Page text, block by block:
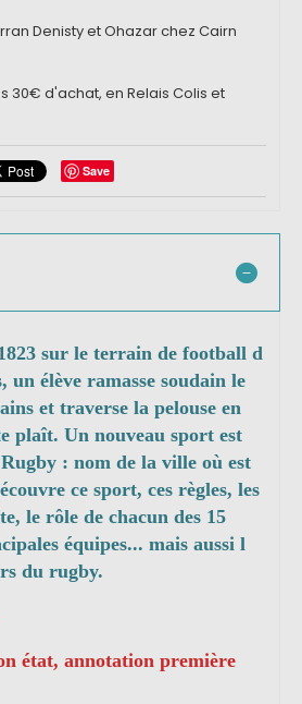
Denisty et Ohazar chez Cairn
30€ d'achat, en Relais Colis et
Save
sur le terrain de football d
un élève ramasse soudain le
et traverse la pelouse en
plaît. Un nouveau sport est
: nom de la ville où est
ce sport, ces règles, les
le rôle de chacun des 15
équipes... mais aussi l
du rugby.
état, annotation première